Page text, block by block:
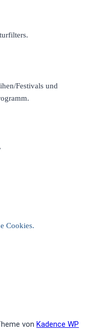
Festivals und
Cookies.
von Kadence WP